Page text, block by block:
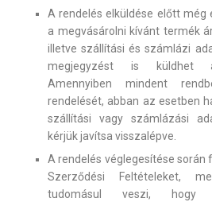
A rendelés elküldése előtt még
a megvásárolni kívánt termék
illetve szállítási és számlázi
megjegyzést is küldhet a
Amennyiben mindent
rendelését, abban az esetben
szállítási vagy számlázási
kérjük javítsa visszalépve.
A rendelés véglegesítése során
Szerződési Feltételeket,
tudomásul veszi, hogy